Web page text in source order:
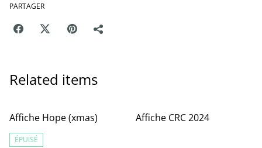
PARTAGER
Related items
Affiche Hope (xmas)
ÉPUISÉ
Affiche CRC 2024